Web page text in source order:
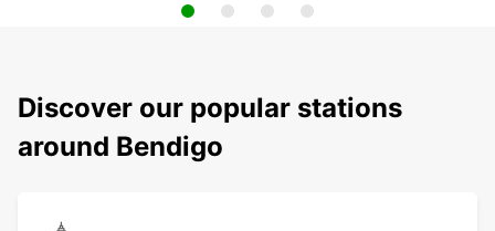
Discover our popular stations
around Bendigo